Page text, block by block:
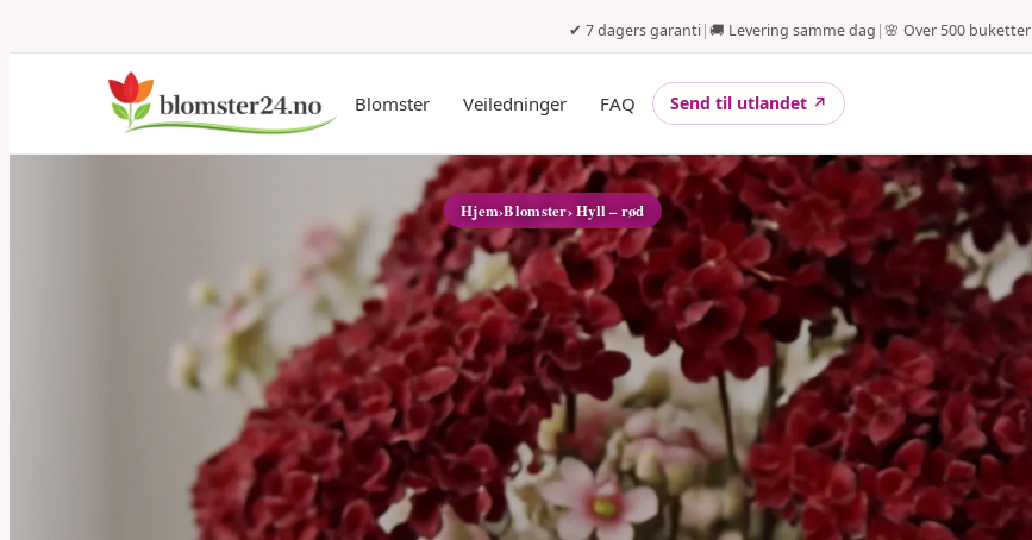
✔ 7 dagers garanti|🚚 Levering samme dag |🌸 Over 500 buketter
Blomster Veiledninger FAQ Send til utlandet ↗
Hjem›Blomster› Hyll – rød